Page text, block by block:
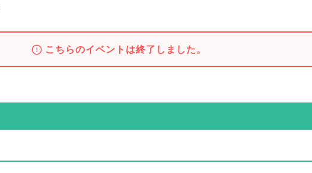
こちらのイベントは終了しました。